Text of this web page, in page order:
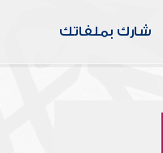
شارك بملفاتك